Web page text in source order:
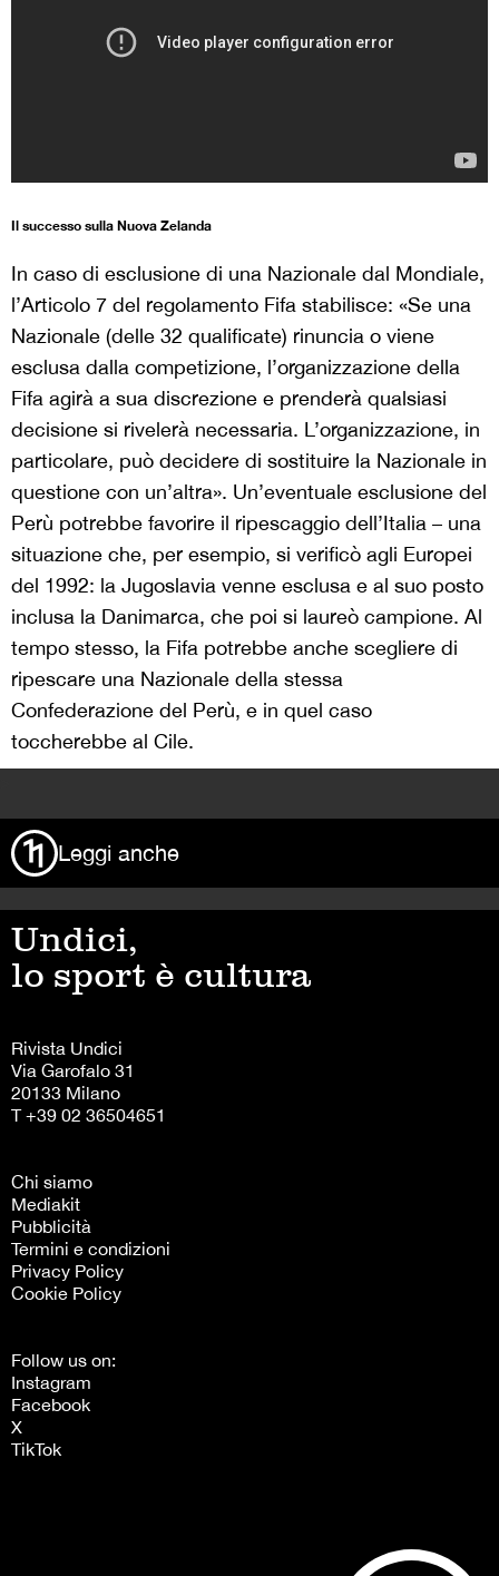
Il successo sulla Nuova Zelanda
In caso di esclusione di una Nazionale dal Mondiale,
l’Articolo 7 del regolamento Fifa stabilisce: «Se una
Nazionale (delle 32 qualificate) rinuncia o viene
esclusa dalla competizione, l’organizzazione della
Fifa agirà a sua discrezione e prenderà qualsiasi
decisione si rivelerà necessaria. L’organizzazione, in
particolare, può decidere di sostituire la Nazionale in
questione con un’altra». Un’eventuale esclusione del
Perù potrebbe favorire il ripescaggio dell’Italia – una
situazione che, per esempio, si verificò agli Europei
del 1992: la Jugoslavia venne esclusa e al suo posto
inclusa la Danimarca, che poi si laureò campione. Al
tempo stesso, la Fifa potrebbe anche scegliere di
ripescare una Nazionale della stessa
Confederazione del Perù, e in quel caso
toccherebbe al Cile.
Leggi anche
Undici,
lo sport è cultura
Rivista Undici
Via Garofalo 31
20133 Milano
T +39 02 36504651
Chi siamo
Mediakit
Pubblicità
Termini e condizioni
Privacy Policy
Cookie Policy
Follow us on:
Instagram
Facebook
X
TikTok